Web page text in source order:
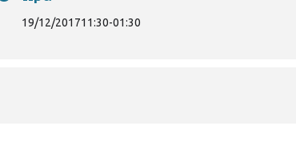
19/12/201711:30-01:30